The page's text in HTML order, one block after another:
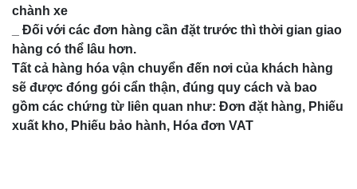
chành xe
_ Đối với các đơn hàng cần đặt trước thì thời gian giao
hàng có thể lâu hơn.
Tất cả hàng hóa vận chuyển đến nơi của khách hàng
sẽ được đóng gói cẩn thận, đúng quy cách và bao
gồm các chứng từ liên quan như: Đơn đặt hàng, Phiếu
xuất kho, Phiếu bảo hành, Hóa đơn VAT